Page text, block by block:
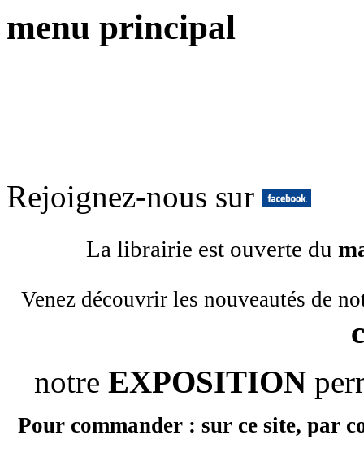
menu principal
Rejoignez-nous sur
La librairie est ouverte du
Venez découvrir les nouveautés de
notre EXPOSITION
Pour commander : sur ce site, par